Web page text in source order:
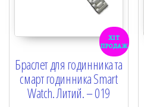
хіт
продаж
Браслет для годинника та
смарт годинника Smart
Watch. Литий. – 019